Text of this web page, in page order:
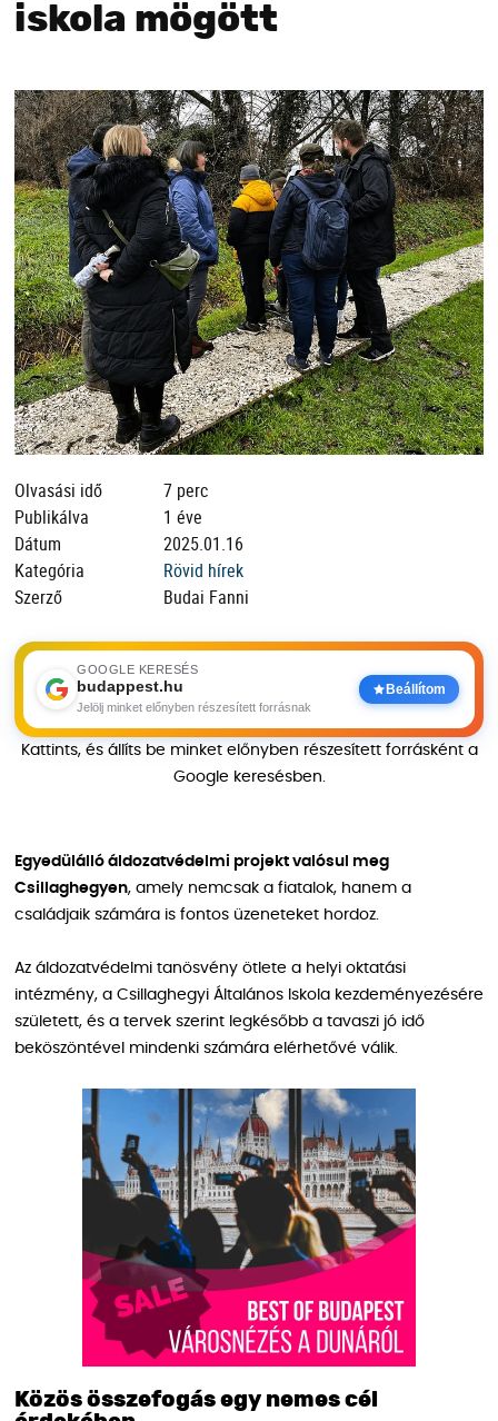
iskola mögött
Olvasási idő
7 perc
Publikálva
1 éve
Dátum
2025.01.16
Kategória
Rövid hírek
Szerző
Budai Fanni
GOOGLE KERESÉS
budappest.hu
Jelölj minket előnyben részesített forrásnak
Beállítom
Kattints, és állíts be minket előnyben részesített forrásként a
Google keresésben.
Egyedülálló áldozatvédelmi projekt valósul meg
Csillaghegyen, amely nemcsak a fiatalok, hanem a
családjaik számára is fontos üzeneteket hordoz.
Az áldozatvédelmi tanösvény ötlete a helyi oktatási
intézmény, a Csillaghegyi Általános Iskola kezdeményezésére
született, és a tervek szerint legkésőbb a tavaszi jó idő
beköszöntével mindenki számára elérhetővé válik.
Közös összefogás egy nemes cél